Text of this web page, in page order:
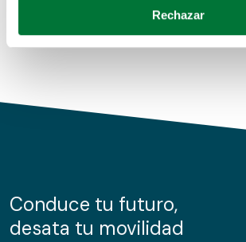
Obtenga más información sobre cómo
de cookies.
información sobre el uso que haga del
nuestros partners de redes sociales,
Rechazar
Conduce tu futuro,
desata tu movilidad